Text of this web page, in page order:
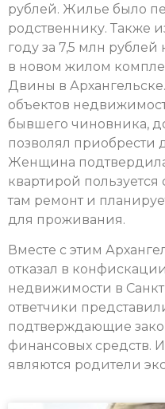
рублей. Жилье было
родственнику. Также
году за 7,5 млн
в новом жилом
Двины в
объектов
бывшего чиновника,
позволял приобрести
Женщина
квартирой
там ремонт и
для проживания.
Вместе с этим
отказал в
недвижимости в
ответчики
подтверждающие
финансовых средств.
являются родители